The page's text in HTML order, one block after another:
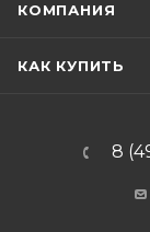
КОМПАНИЯ
КАК КУПИТЬ
8